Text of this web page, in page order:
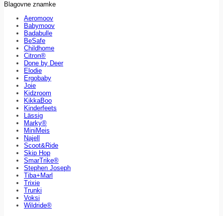
Blagovne znamke
Aeromoov
Babymoov
Badabulle
BeSafe
Childhome
Citron®
Done by Deer
Elodie
Ergobaby
Joie
Kidzroom
KikkaBoo
Kinderfeets
Lässig
Marky®
MiniMeis
Najell
Scoot&Ride
Skip Hop
SmarTrike®
Stephen Joseph
Tiba+Marl
Trixie
Trunki
Voksi
Wildride®